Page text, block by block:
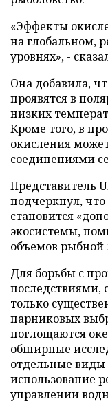
«Эффекты
на глобальном,
уровнях», -
Она добавила,
проявятся в
низких
Кроме того, в
окисления
соединениями
Представитель
подчеркнул, что
становится
экосистемы,
объемов рыбной
Для борьбы с
последствиями,
только
парниковых
поглощаются
обширные
отдельные виды
использование
управлении